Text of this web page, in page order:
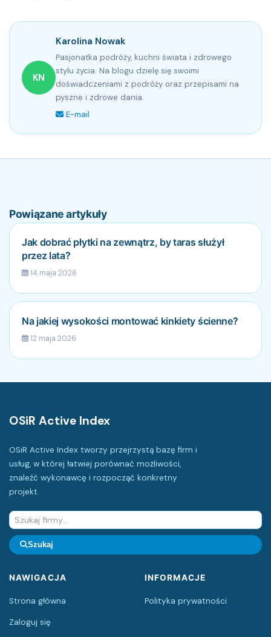
KN
Karolina Nowak
Pasjonatka podróży, kuchni świata i zdrowego
stylu życia. Na blogu dzielę się swoimi
doświadczeniami z podróży oraz przepisami na
pyszne i zdrowe dania.
E-mail
Powiązane artykuły
Jak dobrać płytki na zewnątrz, by taras służył
przez lata?
14 maja 2026
Na jakiej wysokości montować kinkiety ścienne?
12 maja 2026
OSiR Active Index
OSiR Active Index tworzy przejrzystą bazę firm i
usług, w której łatwiej porównać możliwości,
znaleźć wykonawcę i rozpocząć konkretny
projekt.
Szukaj
NAWIGACJA
Strona główna
Zaloguj się
INFORMACJE
Polityka prywatności